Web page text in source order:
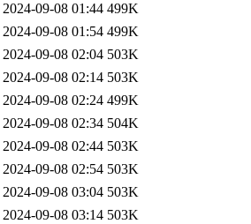
2024-09-08 01:44 499K
2024-09-08 01:54 499K
2024-09-08 02:04 503K
2024-09-08 02:14 503K
2024-09-08 02:24 499K
2024-09-08 02:34 504K
2024-09-08 02:44 503K
2024-09-08 02:54 503K
2024-09-08 03:04 503K
2024-09-08 03:14 503K